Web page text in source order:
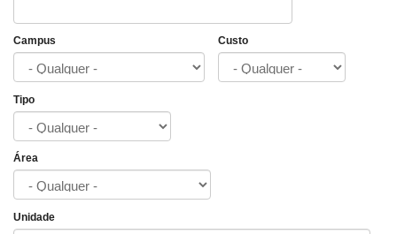
Campus Custo
Tipo
Área
Unidade